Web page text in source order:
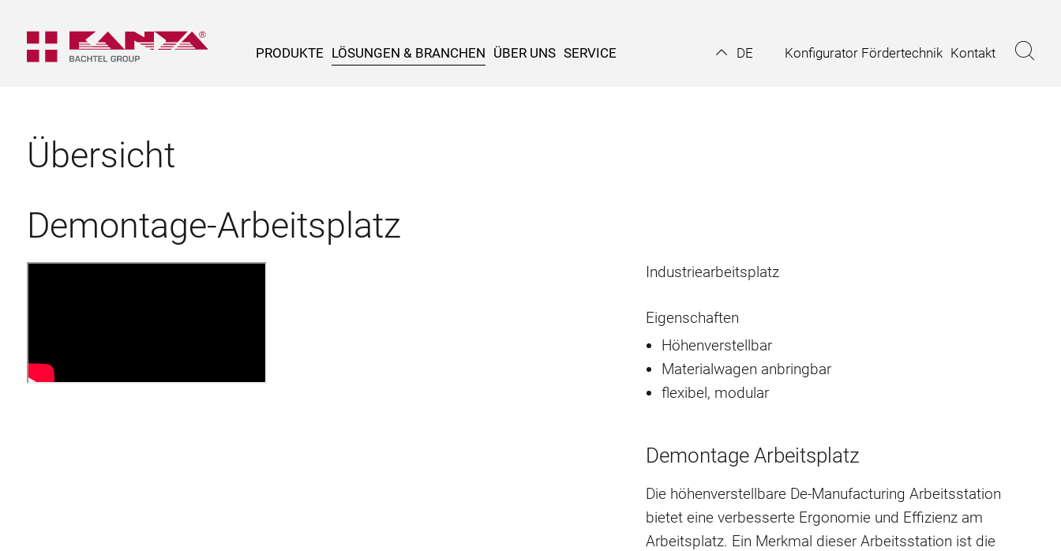
PRODUKTE LÖSUNGEN & BRANCHEN ÜBER UNS SERVICE DE Konfigurator Fördertechnik Kontakt
Übersicht
Demontage-Arbeitsplatz
Industriearbeitsplatz
Eigenschaften
Höhenverstellbar
Materialwagen anbringbar
flexibel, modular
Demontage Arbeitsplatz
Die höhenverstellbare De-Manufacturing Arbeitsstation
bietet eine verbesserte Ergonomie und Effizienz am
Arbeitsplatz. Ein Merkmal dieser Arbeitsstation ist die